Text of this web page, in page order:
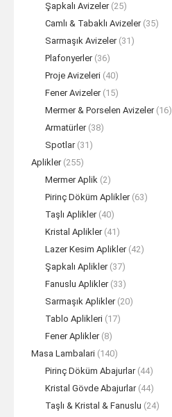
Şapkalı Avizeler (25)
Camlı & Tabaklı Avizeler (35)
Sarmaşık Avizeler (31)
Plafonyerler (36)
Proje Avizeleri (40)
Fener Avizeler (15)
Mermer & Porselen Avizeler (16)
Armatürler (38)
Spotlar (31)
Aplikler (255)
Mermer Aplik (2)
Pirinç Döküm Aplikler (63)
Taşlı Aplikler (40)
Kristal Aplikler (41)
Lazer Kesim Aplikler (42)
Şapkalı Aplikler (37)
Fanuslu Aplikler (33)
Sarmaşık Aplikler (20)
Tablo Aplikleri (17)
Fener Aplikler (8)
Masa Lambalari (140)
Pirinç Döküm Abajurlar (44)
Kristal Gövde Abajurlar (44)
Taşlı & Kristal & Fanuslu (24)